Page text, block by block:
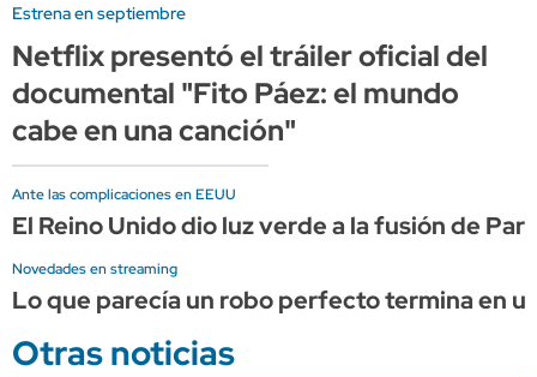
Estrena en septiembre
Netflix presentó el tráiler oficial del
documental "Fito Páez: el mundo
cabe en una canción"
Ante las complicaciones en EEUU
El Reino Unido dio luz verde a la fusión de
Novedades en streaming
Lo que parecía un robo perfecto termina en
Otras noticias